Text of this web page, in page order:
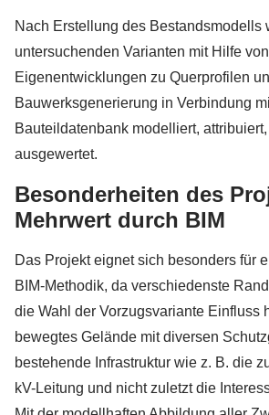
Nach Erstellung des Bestandsmodells
untersuchenden Varianten mit Hilfe von
Eigenentwicklungen zu Querprofilen
Bauwerksgenerierung in Verbindung
Bauteildatenbank modelliert,
ausgewertet.
Besonderheiten des
Mehrwert durch BIM
Das Projekt eignet sich besonders für
BIM-Methodik, da verschiedenste
die Wahl der Vorzugsvariante Einfluss
bewegtes Gelände mit diversen
bestehende Infrastruktur wie z. B. die
kV-Leitung und nicht zuletzt die